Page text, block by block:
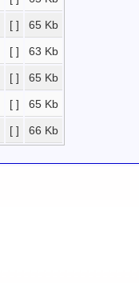
[ ] 65 Kb
[ ] 63 Kb
[ ] 65 Kb
[ ] 65 Kb
[ ] 66 Kb